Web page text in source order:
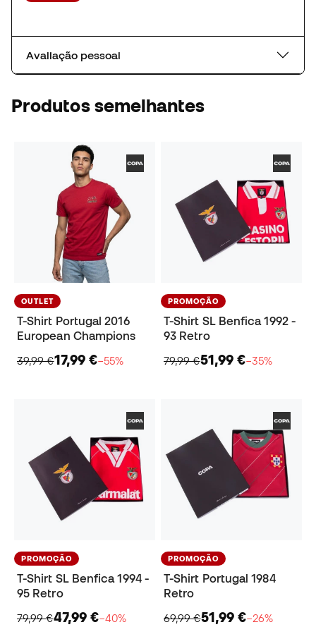
Avaliação pessoal
Produtos semelhantes
OUTLET
T-Shirt Portugal 2016
European Champions
39,99 €17,99 €−55%
PROMOÇÃO
T-Shirt SL Benfica 1992 -
93 Retro
79,99 €51,99 €−35%
PROMOÇÃO
T-Shirt SL Benfica 1994 -
95 Retro
79,99 €47,99 €−40%
PROMOÇÃO
T-Shirt Portugal 1984
Retro
69,99 €51,99 €−26%